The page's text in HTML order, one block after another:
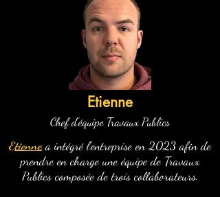
Etienne
Chef d'équipe Travaux Publics
Etienne a intégré l'entreprise en 2023 afin de
prendre en charge une équipe de Travaux
Publics composée de trois collaborateurs.